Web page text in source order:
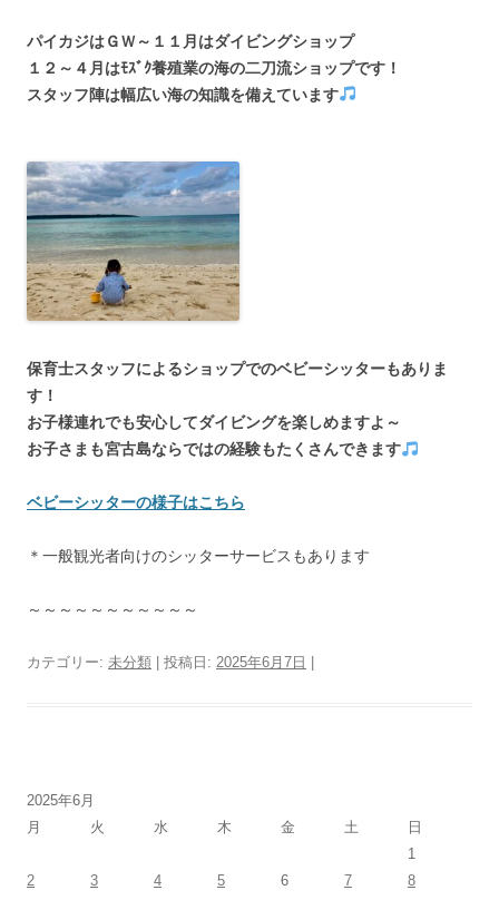
パイカジはＧＷ～１１月はダイビングショップ
１２～４月はﾓｽﾞｸ養殖業の海の二刀流ショップです！
スタッフ陣は幅広い海の知識を備えています
保育士スタッフによるショップでのベビーシッターもありま
す！
お子様連れでも安心してダイビングを楽しめますよ～
お子さまも宮古島ならではの経験もたくさんできます
ベビーシッターの様子はこちら
＊一般観光者向けのシッターサービスもあります
～～～～～～～～～～～
カテゴリー: 未分類 | 投稿日: 2025年6月7日
2025年6月
月
火 水 木 金 土
日
1
2
3 4 5 6 7
8